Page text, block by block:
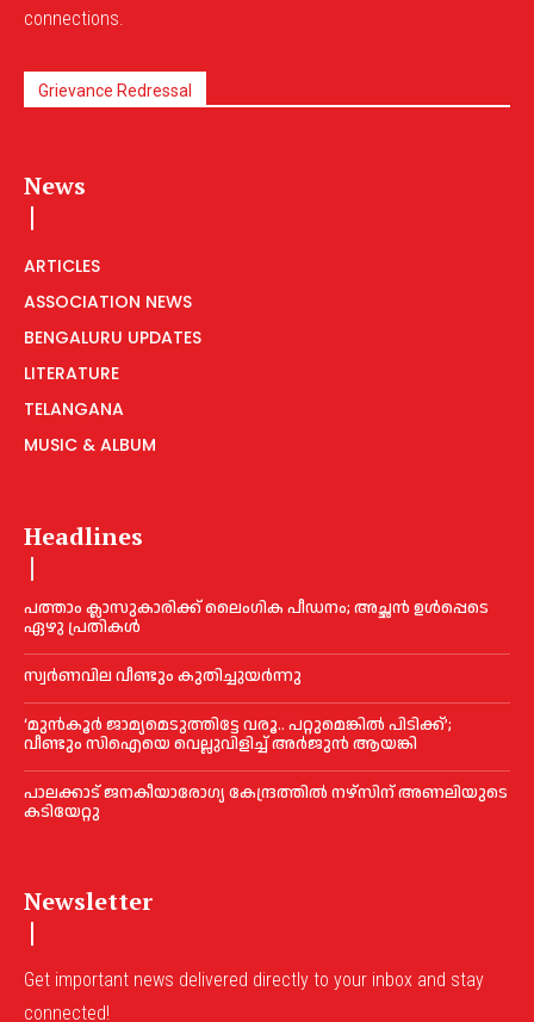
connections.
Grievance Redressal
News
ARTICLES
ASSOCIATION NEWS
BENGALURU UPDATES
LITERATURE
TELANGANA
MUSIC & ALBUM
Headlines
പത്താം ക്ലാസുകാരിക്ക് ലൈംഗിക പീഡനം; അച്ഛന്‍ ഉള്‍പ്പെടെ
ഏഴു പ്രതികള്‍
സ്വർണവില വീണ്ടും കുതിച്ചുയർന്നു
‘മുൻ‌കൂര്‍ ജാമ്യമെടുത്തിട്ടേ വരൂ.. പറ്റുമെങ്കില്‍ പിടിക്ക്’;
വീണ്ടും സിഐയെ വെല്ലുവിളിച്ച്‌ അര്‍ജുന്‍ ആയങ്കി
പാലക്കാട് ജനകീയാരോഗ്യ കേന്ദ്രത്തില്‍ നഴ്‌സിന് അണലിയുടെ
കടിയേറ്റു
Newsletter
Get important news delivered directly to your inbox and stay
connected!